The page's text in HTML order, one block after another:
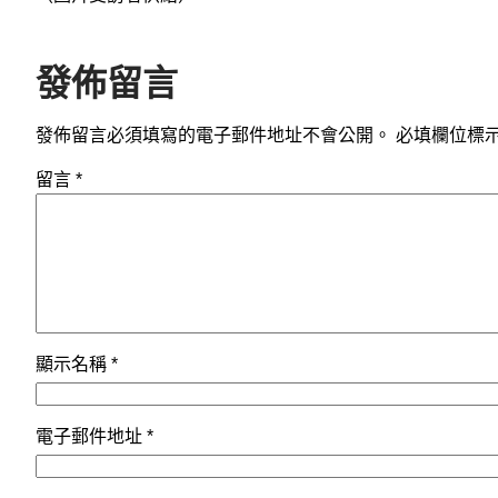
發佈留言
發佈留言必須填寫的電子郵件地址不會公開。 必填欄位標
留言 *
顯示名稱 *
電子郵件地址 *